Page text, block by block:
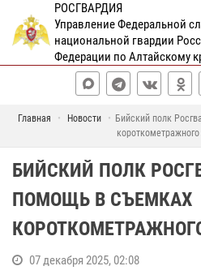
РОСГВАРДИЯ
Управление Федеральной
национальной гвардии
Федерации по Алтайскому
Главная Новости
Бийский полк
БИЙСКИЙ ПОЛК
ПОМОЩЬ В СЪЕМКАХ
07 декабря 2025, 02:08